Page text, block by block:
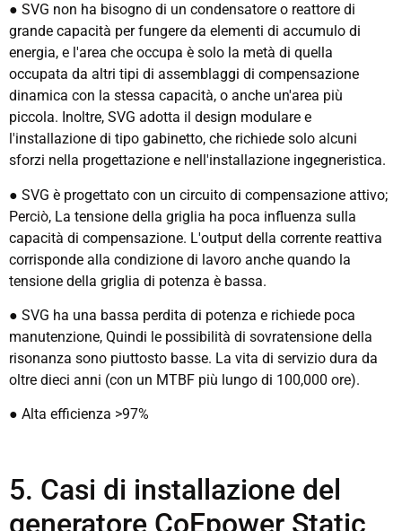
● SVG non ha bisogno di un condensatore o reattore di
grande capacità per fungere da elementi di accumulo di
energia, e l'area che occupa è solo la metà di quella
occupata da altri tipi di assemblaggi di compensazione
dinamica con la stessa capacità, o anche un'area più
piccola. Inoltre, SVG adotta il design modulare e
l'installazione di tipo gabinetto, che richiede solo alcuni
sforzi nella progettazione e nell'installazione ingegneristica.
● SVG è progettato con un circuito di compensazione attivo;
Perciò, La tensione della griglia ha poca influenza sulla
capacità di compensazione. L'output della corrente reattiva
corrisponde alla condizione di lavoro anche quando la
tensione della griglia di potenza è bassa.
● SVG ha una bassa perdita di potenza e richiede poca
manutenzione, Quindi le possibilità di sovratensione della
risonanza sono piuttosto basse. La vita di servizio dura da
oltre dieci anni (con un MTBF più lungo di 100,000 ore).
● Alta efficienza >97%
5. Casi di installazione del
generatore CoEpower Static